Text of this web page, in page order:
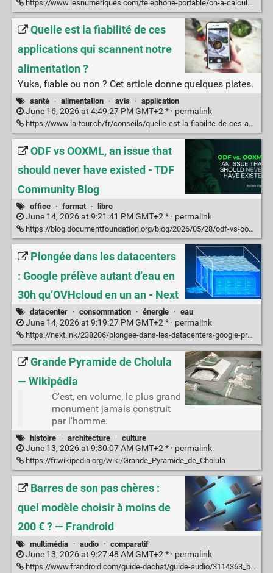
https://www.lesnumeriques.com/telephone-portable/on-a-calcule-le-cout-reel-de-la-charge-de-votre-smartphone-et-la-surprise-est-totale-n236828.html
Quelle est la fiabilité de ces
applications qui scannent notre
alimentation ?
Yuka, fiable ou non ? Cet article donne quelques pistes.
santé · alimentation · avis · application
June 16, 2026 at 4:49:27 PM GMT+2 * · permalink
https://www.la-tour.ch/fr/conseils/quelle-est-la-fiabilite-de-ces-applications-qui-scannent-notre-alimentation
ODF vs OOXML, an issue that
should never have existed - TDF
Community Blog
office · format · libre
June 14, 2026 at 9:21:41 PM GMT+2 * · permalink
https://blog.documentfoundation.org/blog/2026/05/28/odf-vs-ooxml-an-issue-that-should-never-have-existed/
Plongée dans les datacenters
: Google prélève autant d’eau en
30h qu’OVHcloud en un an - Next
datacenter · consommation · énergie · eau
June 14, 2026 at 9:19:27 PM GMT+2 * · permalink
https://next.ink/238206/plongee-dans-les-datacenters-google-preleve-autant-deau-en-30h-quovhcloud-en-un-an/
Grande Pyramide de Cholula
— Wikipédia
C'est, en volume, le plus grand
monument jamais construit
par l'homme.
histoire · architecture · culture
June 13, 2026 at 9:30:07 AM GMT+2 * · permalink
https://fr.wikipedia.org/wiki/Grande_Pyramide_de_Cholula
Barres de son pas chères :
quel modèle choisir à moins de
200 € ? — Frandroid
multimédia · audio · comparatif
June 13, 2026 at 9:27:48 AM GMT+2 * · permalink
https://www.frandroid.com/guide-dachat/guide-audio/3114363_barres-de-son-pas-cheres-quel-modele-choisir-a-moins-de-200-e